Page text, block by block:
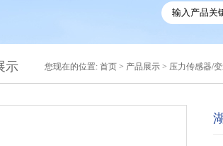
示 您现在的位置: 首页 > 产品展示 > 压力传感器/